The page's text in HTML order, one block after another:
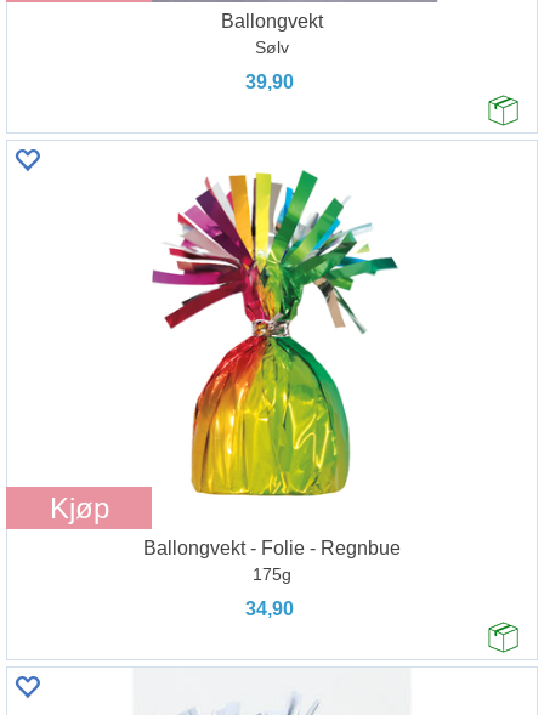
Ballongvekt
Sølv
39,90
Kjøp
Ballongvekt - Folie - Regnbue
175g
34,90